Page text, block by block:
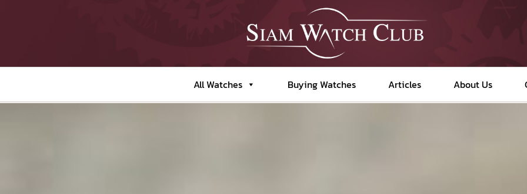
All Watches Buying Watches Articles About Us